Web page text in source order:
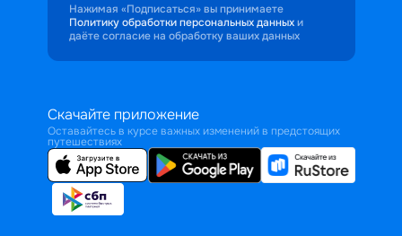
Нажимая «Подписаться» вы принимаете
Политику обработки персональных данных и
даёте согласие на обработку ваших данных
Скачайте приложение
Оставайтесь в курсе важных изменений в предстоящих
путешествиях